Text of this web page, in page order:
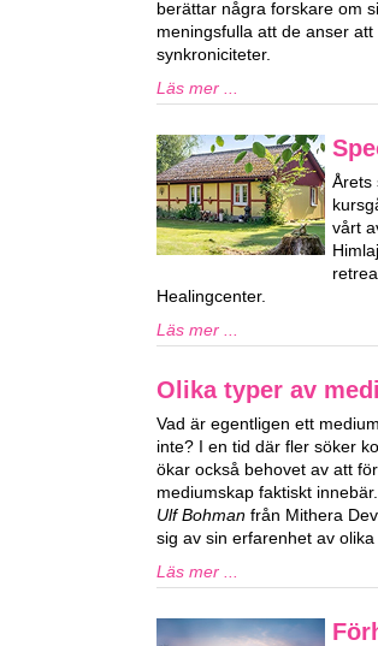
berättar några forskare om
meningsfulla att de anser
synkroniciteter.
Läs mer ...
Årets
vårt
Healingcenter.
Läs mer ...
Olika typer av
Vad är egentligen ett
inte? I en tid där fler söker
ökar också behovet av att
mediumskap faktiskt
Ulf Bohman från Mithera
sig av sin erfarenhet av
Läs mer ...